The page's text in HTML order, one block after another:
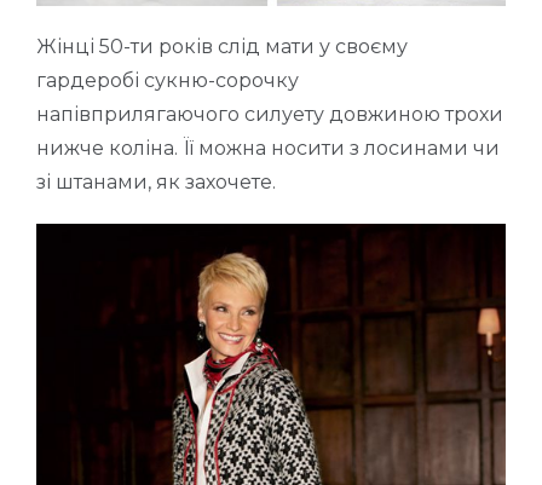
Жінці 50-ти років слід мати у своєму
гардеробі сукню-сорочку
напівприлягаючого силуету довжиною трохи
нижче коліна. Її можна носити з лосинами чи
зі штанами, як захочете.